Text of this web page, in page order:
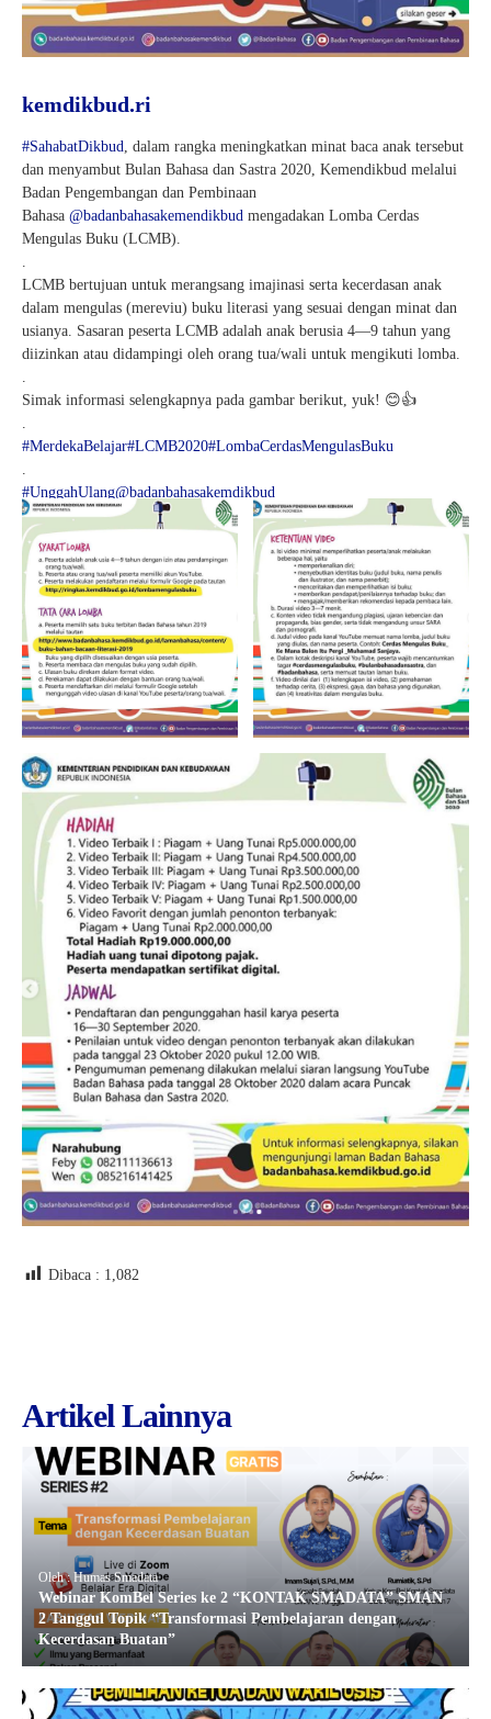
kemdikbud.ri
#SahabatDikbud
, dalam rangka meningkatkan minat baca anak tersebut
dan menyambut Bulan Bahasa dan Sastra 2020, Kemendikbud melalui
Badan Pengembangan dan Pembinaan
Bahasa @badanbahasakemendikbud mengadakan Lomba Cerdas
Mengulas Buku (LCMB).
LCMB bertujuan untuk merangsang imajinasi serta kecerdasan anak
dalam mengulas (mereviu) buku literasi yang sesuai dengan minat dan
usianya. Sasaran peserta LCMB adalah anak berusia 4—9 tahun yang
diizinkan atau didampingi oleh orang tua/wali untuk mengikuti lomba.
Simak informasi selengkapnya pada gambar berikut, yuk! 😊👍
#MerdekaBelajar#LCMB2020#LombaCerdasMengulasBuku
#UnggahUlang@badanbahasakemdikbud
Dibaca : 1,082
Artikel Lainnya
Oleh : Humas Smadata
Webinar KomBel Series ke 2 “KONTAK SMADATA” SMAN
2 Tanggul Topik “Transformasi Pembelajaran dengan
Kecerdasan Buatan”